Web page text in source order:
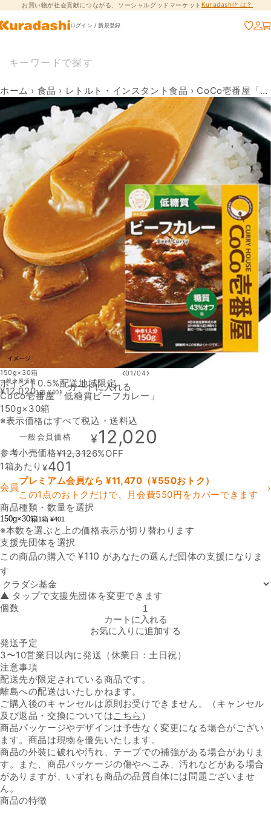
コンテンツに進
む
お買い物が社会貢献につながる、ソーシャルグッドマーケット Kuradashiとは？
ログイン / 新規登録
ホーム › 食品 › レトルト・インスタント食品 › CoCo壱番屋「低糖質ビーフカレー」
150g×30箱 ‹01 /04›
ポイント0.5%配送地域限定
CoCo壱番屋「低糖質ビーフカレー」
150g×30箱
※表示価格はすべて税込・送料込
一般会員価格 ¥12,020
参考小売価格¥12,3126%OFF
1箱あたり ¥401
会員
プレミアム会員なら ¥11,470 （¥550おトク）
この1点のおトクだけで、月会費550円をカバーできます
›
商品種類・数量を選択
150g×30箱1箱 ¥401
※本数を選ぶと上の価格表示が切り替わります
支援先団体を選択
この商品の購入で¥110 があなたの選んだ団体の支援になりま
す
支援先団体
▲ タップで支援先団体を変更できます
個数CoCo壱番屋「低糖質ビーフカレー」の数量を減らす
カートに入れる
お気に入りに追加する
発送予定
3〜10営業日以内に発送（休業日：土日祝）
注意事項
配送先が限定されている商品です。
離島への配送はいたしかねます。
ご購入後のキャンセルは原則お受けできません。（キャンセル
及び返品・交換についてはこちら ）
商品パッケージやデザインは予告なく変更になる場合がござい
ます。商品は現物を優先いたします。
商品の外装に破れや汚れ、テープでの補強がある場合がありま
す。また、商品パッケージの傷やへこみ、汚れなどがある場合
がありますが、いずれも商品の品質自体には問題ございませ
ん。
一般会員価格
¥12,0201箱¥401
カートに入れる
商品の特徴